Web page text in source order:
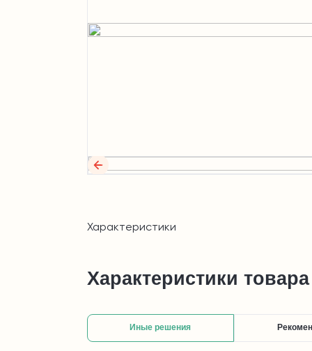
Характеристики
Характеристики товара
Иные решения